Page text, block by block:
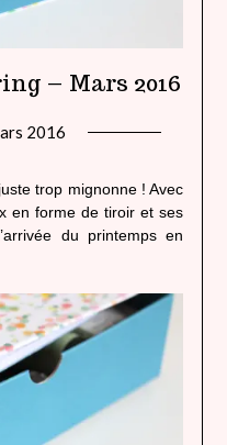
– Mars 2016
2016
heavenly
trop mignonne ! Avec
en forme de tiroir et ses
du printemps en